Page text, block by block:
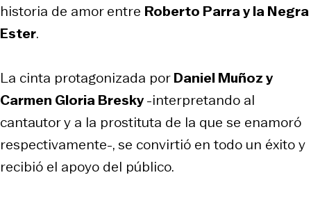
historia de amor entre Roberto Parra y la Negra
Ester.
La cinta protagonizada porDaniel Muñoz y
Carmen Gloria Bresky-interpretando al
cantautor y a la prostituta de la que se enamoró
respectivamente-, se convirtió en todo un éxito y
recibió el apoyo del público.